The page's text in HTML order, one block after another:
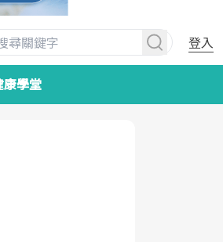
登入
學堂